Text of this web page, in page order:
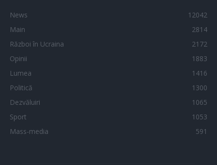
News
12042
Main
2814
Război în Ucraina
2172
Opinii
1883
Lumea
1416
Politică
1300
Dezvăluiri
1065
Sport
1053
Mass-media
591